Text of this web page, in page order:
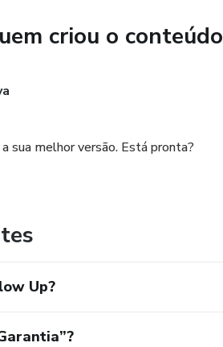
criou o conteúdo
sua melhor versão. Está pronta?
Up?